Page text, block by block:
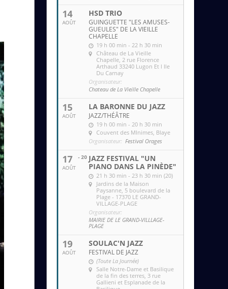
14
AOÛT
HSD TRIO
GUINGUETTE "LES AMUSES-
GUEULES" DE LA VIEILLE
CHAPELLE
19 h 00 min - 22 h 30 min
Château de La Vieille
Chapelle , 2 rue Florence
Arthaud 33240 Lugon Et l Ile
Du Carnay
Organisateur:
Chateau de La Vieille Chapelle
15
AOÛT
LA BARONNE DU JAZZ
JAZZ/THÉÂTRE
19 h 00 min - 20 h 30 min
Couvent des MInimes , Blaye
Organisateur: Festival Orages
17
AOÛT
- 20 JAZZ FESTIVAL "UN
PIANO DANS LA PINÈDE"
21 h 30 min - 23 h 30 min (20)
Jardins de la Maison
Paysanne , 5 boulevard de la
Plage - 17370 LE GRAND-
VILLAGE-PLAGE
Organisateur:
MAIRIE DE LE GRAND-VILLLAGE-
PLAGE
19
AOÛT
SOULAC'N JAZZ
FESTIVAL DE JAZZ
(Toute La Journée)
Salle Notre-Dame et Basilique
de la fin des terres , 3 rue
Gallieni et Esplanade de la